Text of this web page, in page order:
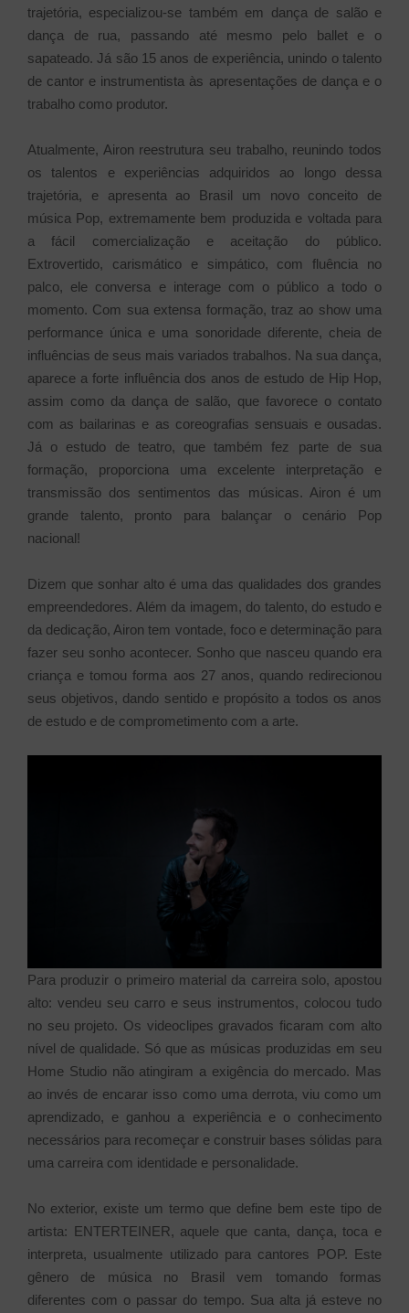
trajetória, especializou-se também em dança de salão e
dança de rua, passando até mesmo pelo ballet e o
sapateado. Já são 15 anos de experiência, unindo o talento
de cantor e instrumentista às apresentações de dança e o
trabalho como produtor.
Atualmente, Airon reestrutura seu trabalho, reunindo todos
os talentos e experiências adquiridos ao longo dessa
trajetória, e apresenta ao Brasil um novo conceito de
música Pop, extremamente bem produzida e voltada para
a fácil comercialização e aceitação do público.
Extrovertido, carismático e simpático, com fluência no
palco, ele conversa e interage com o público a todo o
momento. Com sua extensa formação, traz ao show uma
performance única e uma sonoridade diferente, cheia de
influências de seus mais variados trabalhos. Na sua dança,
aparece a forte influência dos anos de estudo de Hip Hop,
assim como da dança de salão, que favorece o contato
com as bailarinas e as coreografias sensuais e ousadas.
Já o estudo de teatro, que também fez parte de sua
formação, proporciona uma excelente interpretação e
transmissão dos sentimentos das músicas. Airon é um
grande talento, pronto para balançar o cenário Pop
nacional!
Dizem que sonhar alto é uma das qualidades dos grandes
empreendedores. Além da imagem, do talento, do estudo e
da dedicação, Airon tem vontade, foco e determinação para
fazer seu sonho acontecer. Sonho que nasceu quando era
criança e tomou forma aos 27 anos, quando redirecionou
seus objetivos, dando sentido e propósito a todos os anos
de estudo e de comprometimento com a arte.
Para produzir o primeiro material da carreira solo, apostou
alto: vendeu seu carro e seus instrumentos, colocou tudo
no seu projeto. Os videoclipes gravados ficaram com alto
nível de qualidade. Só que as músicas produzidas em seu
Home Studio não atingiram a exigência do mercado. Mas
ao invés de encarar isso como uma derrota, viu como um
aprendizado, e ganhou a experiência e o conhecimento
necessários para recomeçar e construir bases sólidas para
uma carreira com identidade e personalidade.
No exterior, existe um termo que define bem este tipo de
artista: ENTERTEINER, aquele que canta, dança, toca e
interpreta, usualmente utilizado para cantores POP. Este
gênero de música no Brasil vem tomando formas
diferentes com o passar do tempo. Sua alta já esteve no